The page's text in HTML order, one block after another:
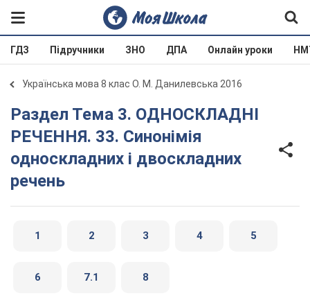
ГДЗ Підручники ЗНО ДПА Онлайн уроки
Українська мова 8 клас О. М. Данилевська 2016
Раздел Тема 3. ОДНОСКЛАДНІ
РЕЧЕННЯ. 33. Синонімія
односкладних і двоскладних
речень
1 2 3 4 5
6 7.1 8